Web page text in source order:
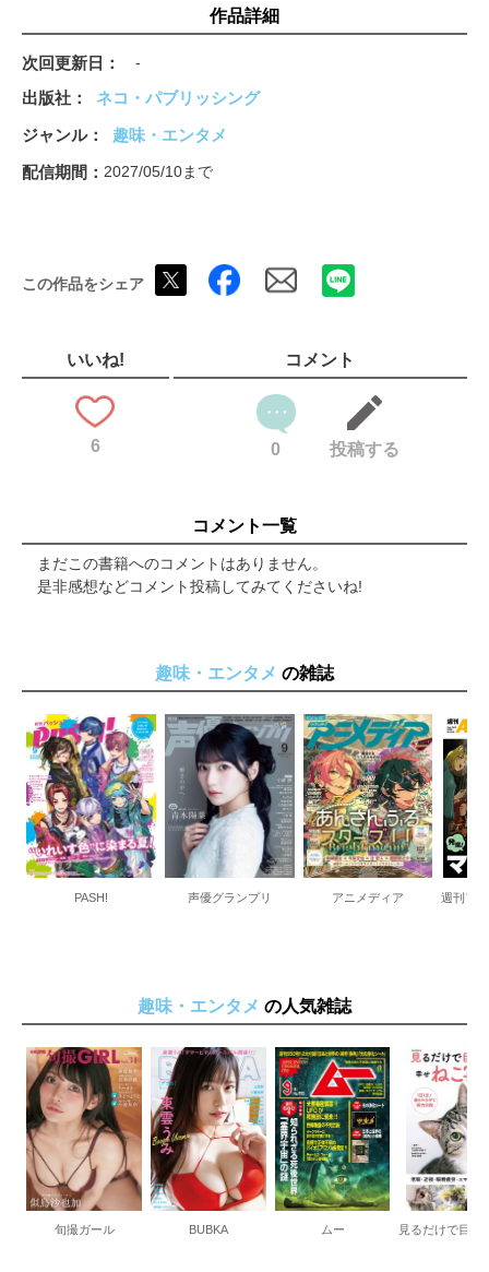
JR貨物 西日本エリア／電気機関車の現況
伯備線の貨物列車2026
スペシャルグラフ ロクヨンセン・最後の牙城
DE10＆DE11 2000のディテールを見る
私鉄・臨海鉄道貨物列車2026
スペシャルグラフII 山貨の金太郎
奥付
新潟・貨物列車撮影ガイド
日本最後のセメント列車撮影ガイド
作品詳細
次回更新日 -
出版社
ネコ・パブリッシング
ジャンル
趣味・エンタメ
配信期間
2027/05/10まで
この作品をシェア
いいね!
6
コメント
0 投稿する
コメント一覧
まだこの書籍へのコメントはありません。
是非感想などコメント投稿してみてくださいね!
趣味・エンタメ の雑誌
PASH! 声優グランプリ アニメディア 週刊ア
趣味・エンタメ の人気雑誌
旬撮ガール BUBKA ムー